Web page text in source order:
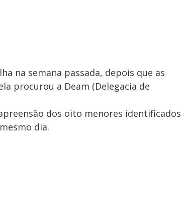
na semana passada, depois que as
procurou a Deam (Delegacia de
dos oito menores identificados
dia.